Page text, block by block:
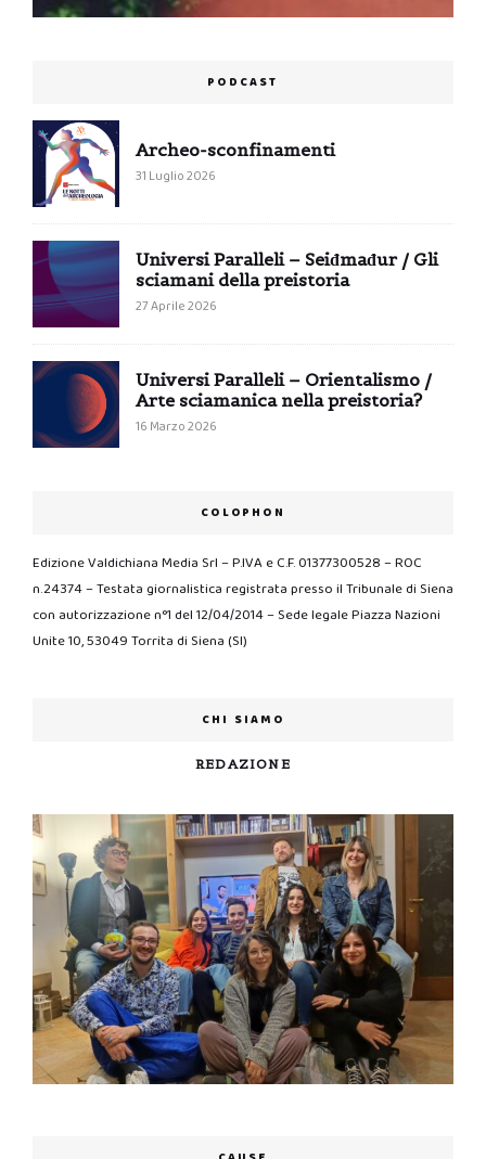
PODCAST
Archeo-sconfinamenti
31 Luglio 2026
Universi Paralleli – Seiđmađur / Gli
sciamani della preistoria
27 Aprile 2026
Universi Paralleli – Orientalismo /
Arte sciamanica nella preistoria?
16 Marzo 2026
COLOPHON
Edizione Valdichiana Media Srl – P.IVA e C.F. 01377300528 – ROC
n.24374 – Testata giornalistica registrata presso il Tribunale di Siena
con autorizzazione n°1 del 12/04/2014 – Sede legale Piazza Nazioni
Unite 10, 53049 Torrita di Siena (SI)
CHI SIAMO
REDAZIONE